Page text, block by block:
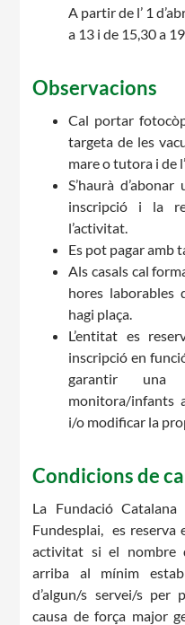
A partir de l’ 1
a 13 i de 15,30 a
Observacions
Cal portar
targeta de les
mare o tutora i de
S’haurà
inscripció i la
l’activitat.
Es pot pagar amb
Als casals cal
hores laborables
hagi plaça.
L’entitat es
inscripció en
garantir una
monitora/infants
i/o modificar la
Condicions de
La Fundació
Fundesplai, es reserva
activitat si el nombre
arriba al mínim
d’algun/s servei/s
causa de força major
ACCIÓ
SUPORT
CONEIX FUNDESPLAI
La Fundació
L'equip
Missió i valors
Els comptes clars
Memòria d'activitats